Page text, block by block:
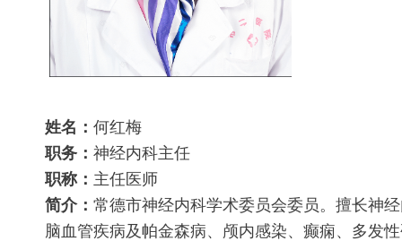
姓名： 何红梅
职务： 神经内科主任
职称： 主任医师
简介： 常德市神经内科学术委员会委员。擅长神
脑血管疾病及帕金森病、颅内感染、癫痫、多发